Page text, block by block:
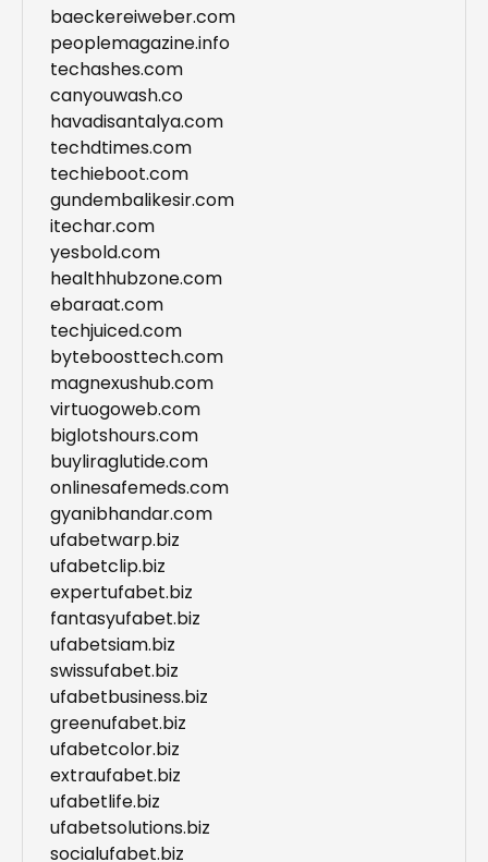
baeckereiweber.com
peoplemagazine.info
techashes.com
canyouwash.co
havadisantalya.com
techdtimes.com
techieboot.com
gundembalikesir.com
itechar.com
yesbold.com
healthhubzone.com
ebaraat.com
techjuiced.com
byteboosttech.com
magnexushub.com
virtuogoweb.com
biglotshours.com
buyliraglutide.com
onlinesafemeds.com
gyanibhandar.com
ufabetwarp.biz
ufabetclip.biz
expertufabet.biz
fantasyufabet.biz
ufabetsiam.biz
swissufabet.biz
ufabetbusiness.biz
greenufabet.biz
ufabetcolor.biz
extraufabet.biz
ufabetlife.biz
ufabetsolutions.biz
socialufabet.biz